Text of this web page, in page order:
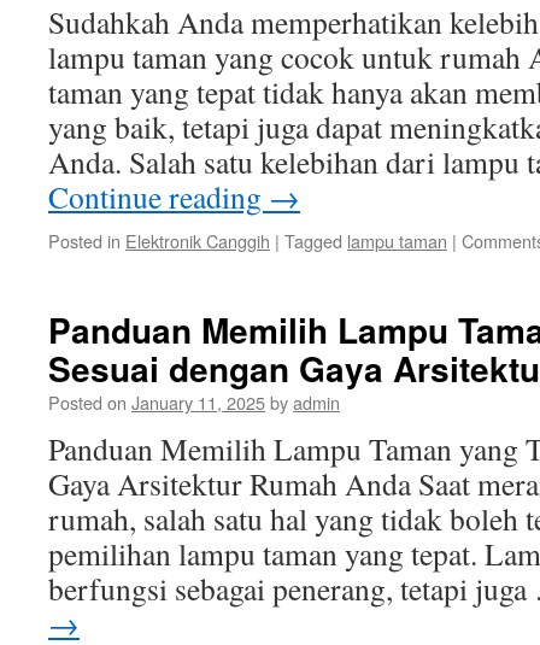
Sudahkah Anda memperhatikan
lampu taman yang cocok untuk
taman yang tepat tidak hanya akan
yang baik, tetapi juga dapat
Anda. Salah satu kelebihan dari lampu
Continue reading →
Posted in Elektronik Canggih | Tagged lampu taman |
Panduan Memilih Lampu
Sesuai dengan Gaya
Posted on January 11, 2025byadmin
Panduan Memilih Lampu Taman yang
Gaya Arsitektur Rumah Anda Saat
rumah, salah satu hal yang tidak boleh
pemilihan lampu taman yang tepat.
berfungsi sebagai penerang, tetapi
→